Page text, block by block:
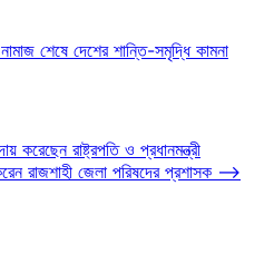
শেষে দেশের শান্তি-সমৃদ্ধি কামনা
রাষ্ট্রপতি ও প্রধানমন্ত্রী
রাজশাহী জেলা পরিষদের প্রশাসক ⟶